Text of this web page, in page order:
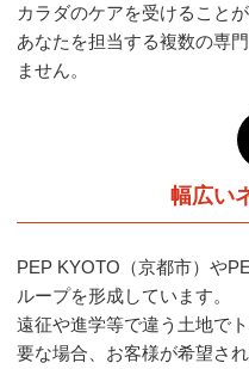
カラダのケアを受けること
あなたを担当する複数の専
ません。
幅広い
PEP KYOTO（京都市）や
ループを形成しています。
遠征や進学等で違う土地で
要な場合、お客様が希望さ